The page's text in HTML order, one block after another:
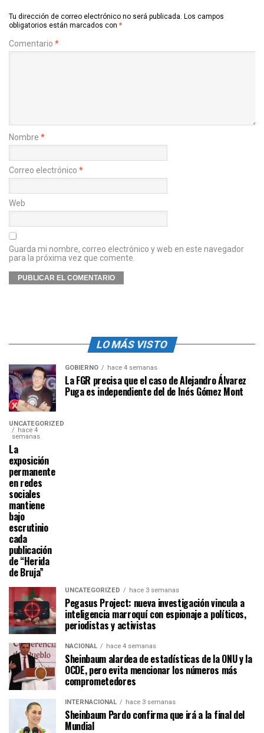
Tu dirección de correo electrónico no será publicada. Los campos
obligatorios están marcados con *
Comentario *
Nombre *
Correo electrónico *
Web
Guarda mi nombre, correo electrónico y web en este navegador
para la próxima vez que comente.
LO MÁS VISTO
GOBIERNO hace 4 semanas
La FGR precisa que el caso de Alejandro Álvarez
Puga es independiente del de Inés Gómez Mont
UNCATEGORIZED
hace 4
semanas
La
exposición
permanente
en redes
sociales
mantiene
bajo
escrutinio
cada
publicación
de “Herida
de Bruja”
UNCATEGORIZED hace 3 semanas
Pegasus Project: nueva investigación vincula a
inteligencia marroquí con espionaje a políticos,
periodistas y activistas
NACIONAL hace 4 semanas
Sheinbaum alardea de estadísticas de la ONU y la
OCDE, pero evita mencionar los números más
comprometedores
INTERNACIONAL hace 3 semanas
Sheinbaum Pardo confirma que irá a la final del
Mundial